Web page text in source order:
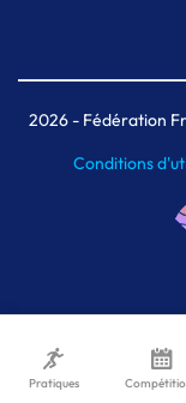
2026- Fédération
Conditions
Pratiques